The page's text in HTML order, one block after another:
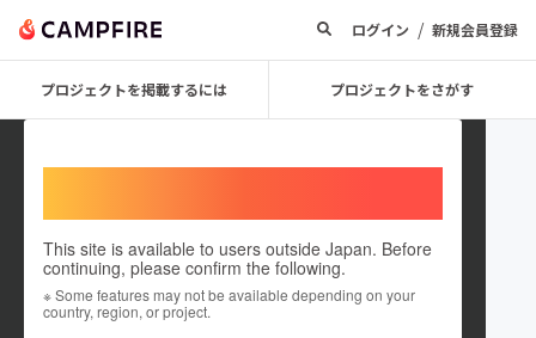
ログイン / 新規会員登録
プロジェクトを掲載するには プロジェクトをさがす
This site is available to users outside Japan. Before
continuing, please confirm the following.
※ Some features may not be available depending on your
country, region, or project.
kaberinsan